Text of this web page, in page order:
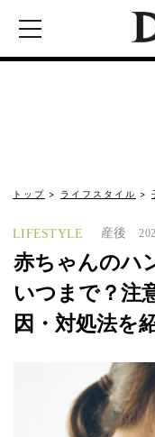
トップ ライフスタイル
LIFESTYLE 産後
赤ちゃんのハ
いつまで？注
因・対処法を